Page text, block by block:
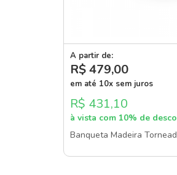
A partir de:
R$ 479,00
em até 10x sem juros
R$ 431,10
à vista com 10% de
Banqueta Madeira